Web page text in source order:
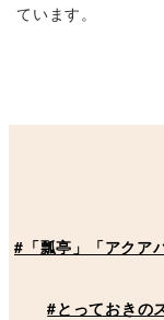
ています。
#「瓢亭」「アクア
#とっておきの